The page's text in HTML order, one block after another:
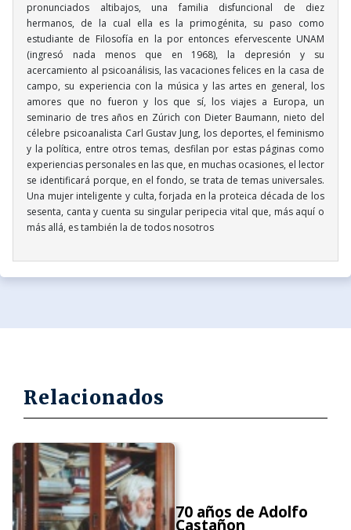
pronunciados altibajos, una familia disfuncional de diez
hermanos, de la cual ella es la primogénita, su paso como
estudiante de Filosofía en la por entonces efervescente UNAM
(ingresó nada menos que en 1968), la depresión y su
acercamiento al psicoanálisis, las vacaciones felices en la casa de
campo, su experiencia con la música y las artes en general, los
amores que no fueron y los que sí, los viajes a Europa, un
seminario de tres años en Zúrich con Dieter Baumann, nieto del
célebre psicoanalista Carl Gustav Jung, los deportes, el feminismo
y la política, entre otros temas, desfilan por estas páginas como
experiencias personales en las que, en muchas ocasiones, el lector
se identificará porque, en el fondo, se trata de temas universales.
Una mujer inteligente y culta, forjada en la proteica década de los
sesenta, canta y cuenta su singular peripecia vital que, más aquí o
más allá, es también la de todos nosotros
Relacionados
70 años de Adolfo
Castañon